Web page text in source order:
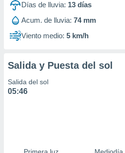
publicidad
de
Días de lluvia: 13 días
Acum. de lluvia: 74 mm
Viento medio: 5 km/h
Salida y Puesta del sol
Salida del sol
05:46